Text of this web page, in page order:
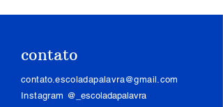
contato
contato.escoladapalavra@gmail.com
Instagram @_escoladapalavra